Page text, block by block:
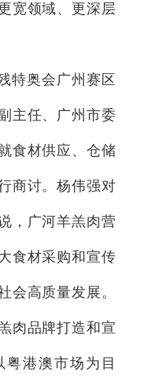
宽领域、更深层
特奥会广州赛区
主任、广州市委
食材供应、仓储
商讨。杨伟强对
，广河羊羔肉营
食材采购和宣传
会高质量发展。
肉品牌打造和宣
港澳市场为目